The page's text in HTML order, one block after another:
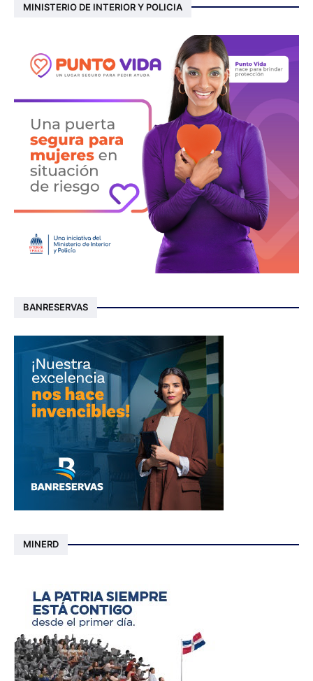
MINISTERIO DE INTERIOR Y POLICIA
BANRESERVAS
MINERD